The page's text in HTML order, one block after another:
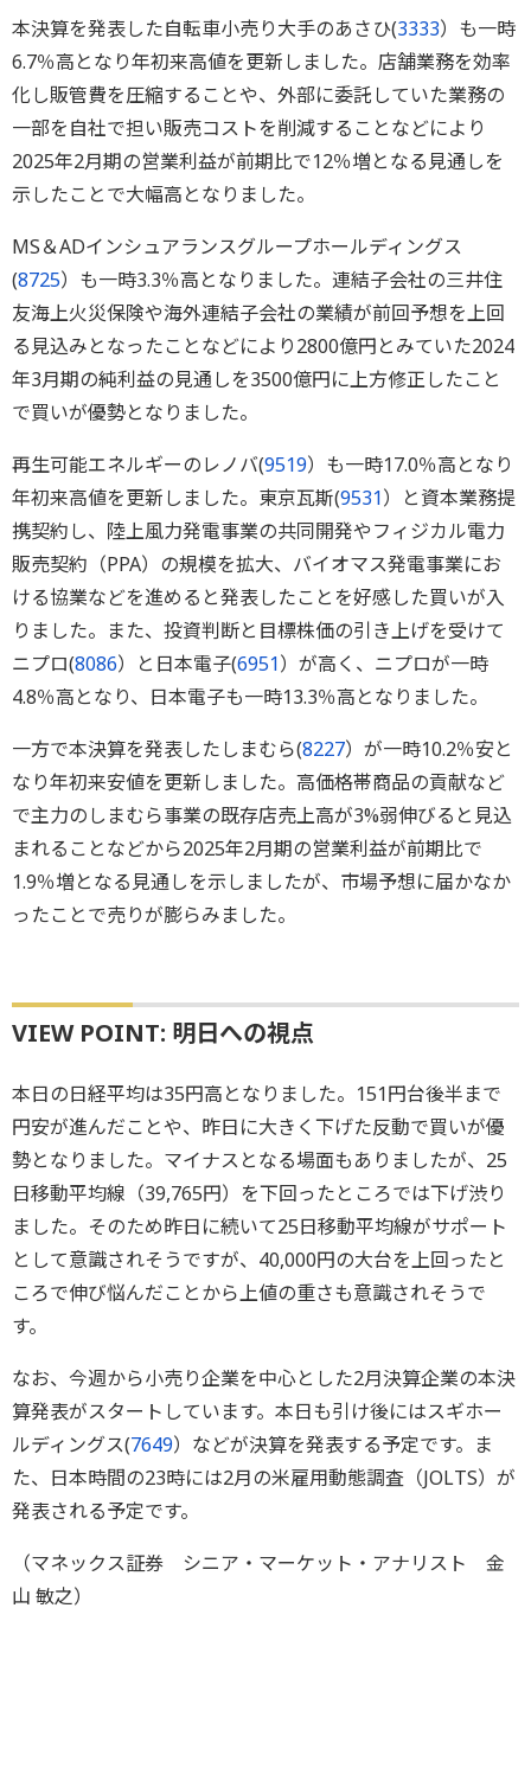
本決算を発表した自転車小売り大手のあさひ(3333）も一時
6.7％高となり年初来高値を更新しました。店舗業務を効率
化し販管費を圧縮することや、外部に委託していた業務の
一部を自社で担い販売コストを削減することなどにより
2025年2月期の営業利益が前期比で12％増となる見通しを
示したことで大幅高となりました。
MS＆ADインシュアランスグループホールディングス
(8725）も一時3.3％高となりました。連結子会社の三井住
友海上火災保険や海外連結子会社の業績が前回予想を上回
る見込みとなったことなどにより2800億円とみていた2024
年3月期の純利益の見通しを3500億円に上方修正したこと
で買いが優勢となりました。
再生可能エネルギーのレノバ(9519）も一時17.0％高となり
年初来高値を更新しました。東京瓦斯(9531）と資本業務提
携契約し、陸上風力発電事業の共同開発やフィジカル電力
販売契約（PPA）の規模を拡大、バイオマス発電事業にお
ける協業などを進めると発表したことを好感した買いが入
りました。また、投資判断と目標株価の引き上げを受けて
ニプロ(8086）と日本電子(6951）が高く、ニプロが一時
4.8％高となり、日本電子も一時13.3％高となりました。
一方で本決算を発表したしまむら(8227）が一時10.2％安と
なり年初来安値を更新しました。高価格帯商品の貢献など
で主力のしまむら事業の既存店売上高が3%弱伸びると見込
まれることなどから2025年2月期の営業利益が前期比で
1.9％増となる見通しを示しましたが、市場予想に届かなか
ったことで売りが膨らみました。
VIEW POINT: 明日への視点
本日の日経平均は35円高となりました。151円台後半まで
円安が進んだことや、昨日に大きく下げた反動で買いが優
勢となりました。マイナスとなる場面もありましたが、25
日移動平均線（39,765円）を下回ったところでは下げ渋り
ました。そのため昨日に続いて25日移動平均線がサポート
として意識されそうですが、40,000円の大台を上回ったと
ころで伸び悩んだことから上値の重さも意識されそうで
す。
なお、今週から小売り企業を中心とした2月決算企業の本決
算発表がスタートしています。本日も引け後にはスギホー
ルディングス(7649）などが決算を発表する予定です。ま
た、日本時間の23時には2月の米雇用動態調査（JOLTS）が
発表される予定です。
（マネックス証券 シニア・マーケット・アナリスト 金
山 敏之）